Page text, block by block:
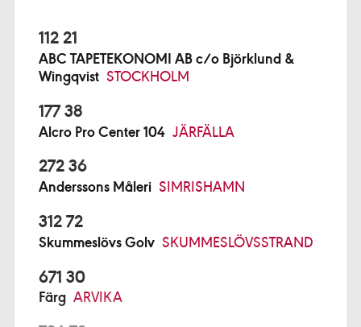
112 21
ABC TAPETEKONOMI AB c/o Björklund &
Wingqvist STOCKHOLM
177 38
Alcro Pro Center 104 JÄRFÄLLA
272 36
Anderssons Måleri SIMRISHAMN
312 72
Skummeslövs Golv SKUMMESLÖVSSTRAND
671 30
Färg ARVIKA